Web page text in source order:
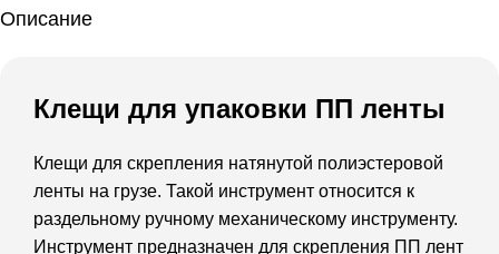
Описание
Клещи для упаковки ПП ленты
Клещи для скрепления натянутой полиэстеровой
ленты на грузе. Такой инструмент относится к
раздельному ручному механическому инструменту.
Инструмент предназначен для скрепления ПП лент